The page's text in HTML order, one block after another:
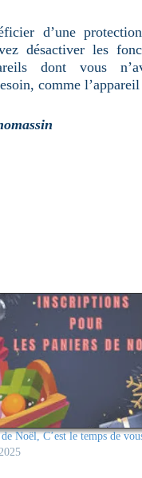
d’une
désactiver les
dont vous
comme
Noël, C’est le temps de